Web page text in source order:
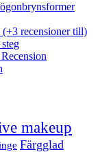
(+3 recensioner till)
makeup
Färgglad